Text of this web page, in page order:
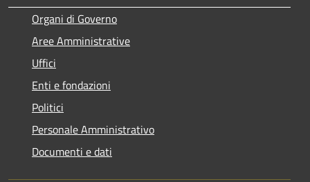
Organi di Governo
Aree Amministrative
Uffici
Enti e fondazioni
Politici
Personale Amministrativo
Documenti e dati